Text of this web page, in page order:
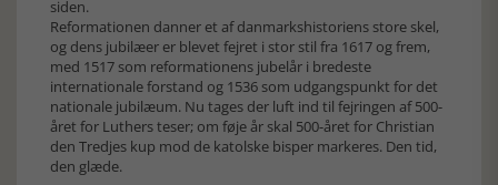
siden.
Reformationen danner et af danmarkshistoriens store skel,
og dens jubilæer er blevet fejret i stor stil fra 1617 og frem,
med 1517 som reformationens jubelår i bredeste
internationale forstand og 1536 som udgangspunkt for det
nationale jubilæum. Nu tages der luft ind til fejringen af 500-
året for Luthers teser; om føje år skal 500-året for Christian
den Tredjes kup mod de katolske bisper markeres. Den tid,
den glæde.